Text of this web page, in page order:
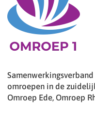
omroepen in de
Omroep Ede, Omroep